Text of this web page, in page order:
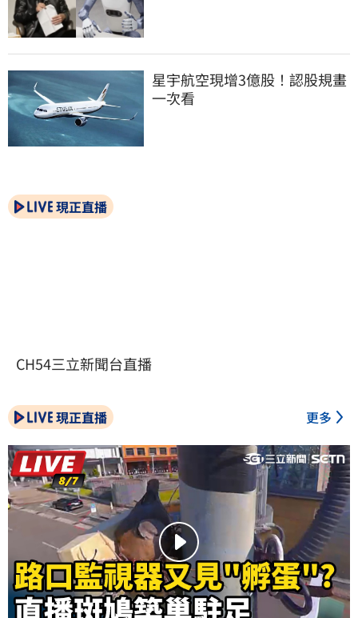
星宇航空現增3億股！認股規畫
一次看
現正直播
CH54三立新聞台直播
現正直播 更多